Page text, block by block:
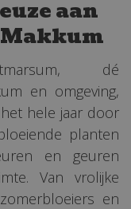
aan
dé
en omgeving,
hele jaar door
planten
en geuren
Van vrolijke
en